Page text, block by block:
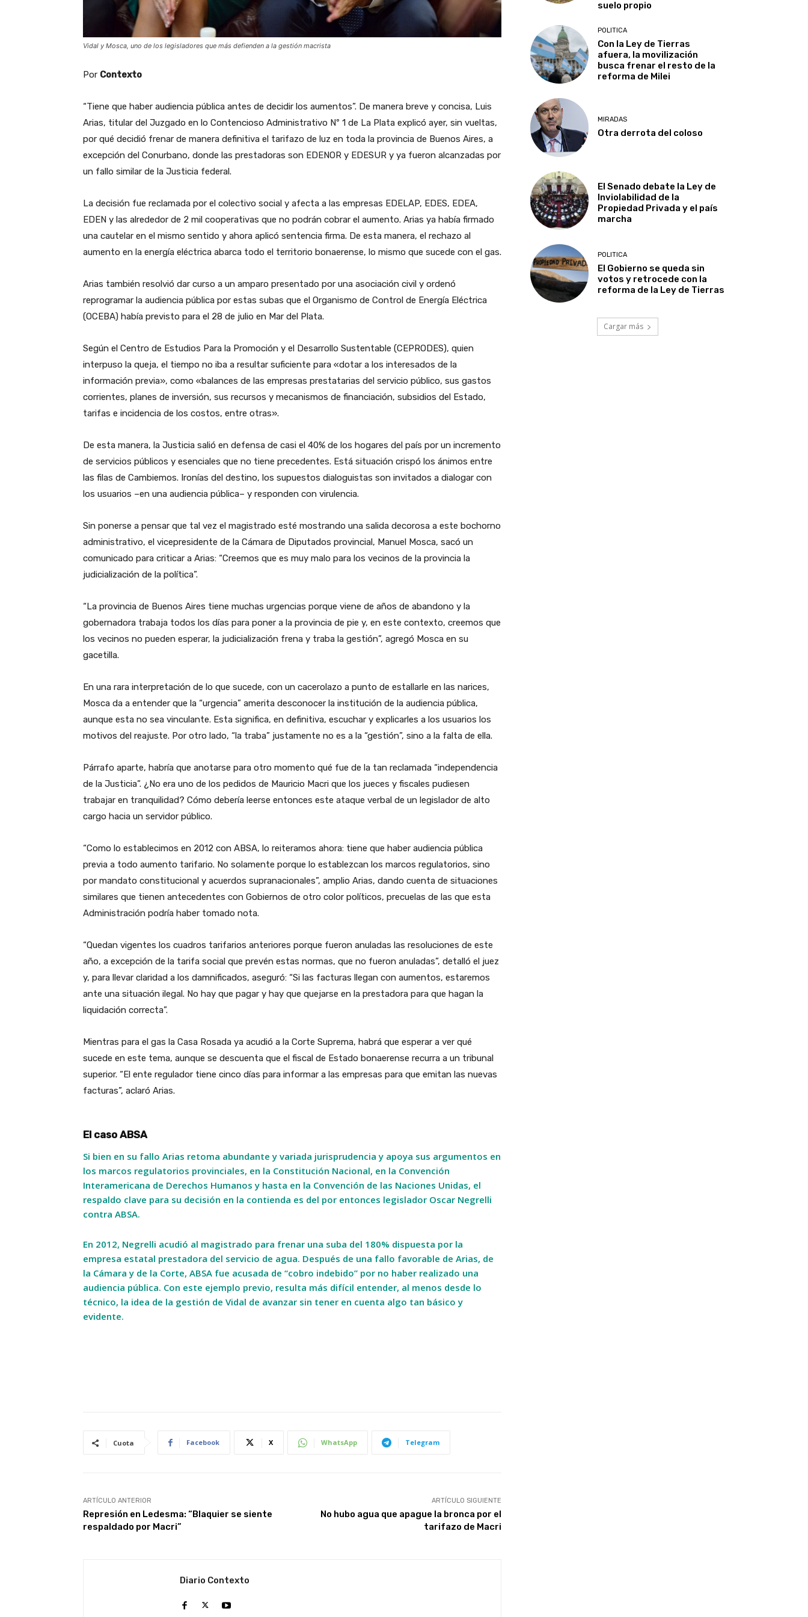
Vidal y Mosca, uno de los legisladores que más defienden a la gestión macrista
Por Contexto
“Tiene que haber audiencia pública antes de decidir los aumentos”. De manera breve y concisa, Luis
Arias, titular del Juzgado en lo Contencioso Administrativo Nº 1 de La Plata explicó ayer, sin vueltas,
por qué decidió frenar de manera definitiva el tarifazo de luz en toda la provincia de Buenos Aires, a
excepción del Conurbano, donde las prestadoras son EDENOR y EDESUR y ya fueron alcanzadas por
un fallo similar de la Justicia federal.
La decisión fue reclamada por el colectivo social y afecta a las empresas EDELAP, EDES, EDEA,
EDEN y las alrededor de 2 mil cooperativas que no podrán cobrar el aumento. Arias ya había firmado
una cautelar en el mismo sentido y ahora aplicó sentencia firma. De esta manera, el rechazo al
aumento en la energía eléctrica abarca todo el territorio bonaerense, lo mismo que sucede con el gas.
Arias también resolvió dar curso a un amparo presentado por una asociación civil y ordenó
reprogramar la audiencia pública por estas subas que el Organismo de Control de Energía Eléctrica
(OCEBA) había previsto para el 28 de julio en Mar del Plata.
Según el Centro de Estudios Para la Promoción y el Desarrollo Sustentable (CEPRODES), quien
interpuso la queja, el tiempo no iba a resultar suficiente para «dotar a los interesados de la
información previa», como «balances de las empresas prestatarias del servicio público, sus gastos
corrientes, planes de inversión, sus recursos y mecanismos de financiación, subsidios del Estado,
tarifas e incidencia de los costos, entre otras».
De esta manera, la Justicia salió en defensa de casi el 40% de los hogares del país por un incremento
de servicios públicos y esenciales que no tiene precedentes. Está situación crispó los ánimos entre
las filas de Cambiemos. Ironías del destino, los supuestos dialoguistas son invitados a dialogar con
los usuarios –en una audiencia pública– y responden con virulencia.
Sin ponerse a pensar que tal vez el magistrado esté mostrando una salida decorosa a este bochorno
administrativo, el vicepresidente de la Cámara de Diputados provincial, Manuel Mosca, sacó un
comunicado para criticar a Arias: “Creemos que es muy malo para los vecinos de la provincia la
judicialización de la política”.
“La provincia de Buenos Aires tiene muchas urgencias porque viene de años de abandono y la
gobernadora trabaja todos los días para poner a la provincia de pie y, en este contexto, creemos que
los vecinos no pueden esperar, la judicialización frena y traba la gestión”, agregó Mosca en su
gacetilla.
En una rara interpretación de lo que sucede, con un cacerolazo a punto de estallarle en las narices,
Mosca da a entender que la “urgencia” amerita desconocer la institución de la audiencia pública,
aunque esta no sea vinculante. Esta significa, en definitiva, escuchar y explicarles a los usuarios los
motivos del reajuste. Por otro lado, “la traba” justamente no es a la “gestión”, sino a la falta de ella.
Párrafo aparte, habría que anotarse para otro momento qué fue de la tan reclamada “independencia
de la Justicia”. ¿No era uno de los pedidos de Mauricio Macri que los jueces y fiscales pudiesen
trabajar en tranquilidad? Cómo debería leerse entonces este ataque verbal de un legislador de alto
cargo hacia un servidor público.
“Como lo establecimos en 2012 con ABSA, lo reiteramos ahora: tiene que haber audiencia pública
previa a todo aumento tarifario. No solamente porque lo establezcan los marcos regulatorios, sino
por mandato constitucional y acuerdos supranacionales”, amplio Arias, dando cuenta de situaciones
similares que tienen antecedentes con Gobiernos de otro color políticos, precuelas de las que esta
Administración podría haber tomado nota.
“Quedan vigentes los cuadros tarifarios anteriores porque fueron anuladas las resoluciones de este
año, a excepción de la tarifa social que prevén estas normas, que no fueron anuladas”, detalló el juez
y, para llevar claridad a los damnificados, aseguró: “Si las facturas llegan con aumentos, estaremos
ante una situación ilegal. No hay que pagar y hay que quejarse en la prestadora para que hagan la
liquidación correcta”.
Mientras para el gas la Casa Rosada ya acudió a la Corte Suprema, habrá que esperar a ver qué
sucede en este tema, aunque se descuenta que el fiscal de Estado bonaerense recurra a un tribunal
superior. “El ente regulador tiene cinco días para informar a las empresas para que emitan las nuevas
facturas”, aclaró Arias.
El caso ABSA
Si bien en su fallo Arias retoma abundante y variada jurisprudencia y apoya sus argumentos en
los marcos regulatorios provinciales, en la Constitución Nacional, en la Convención
Interamericana de Derechos Humanos y hasta en la Convención de las Naciones Unidas, el
respaldo clave para su decisión en la contienda es del por entonces legislador Oscar Negrelli
contra ABSA.
En 2012, Negrelli acudió al magistrado para frenar una suba del 180% dispuesta por la
empresa estatal prestadora del servicio de agua. Después de una fallo favorable de Arias, de
la Cámara y de la Corte, ABSA fue acusada de “cobro indebido” por no haber realizado una
audiencia pública. Con este ejemplo previo, resulta más difícil entender, al menos desde lo
técnico, la idea de la gestión de Vidal de avanzar sin tener en cuenta algo tan básico y
evidente.
Cuota Facebook X WhatsApp Telegram
ARTÍCULO ANTERIOR
Represión en Ledesma: “Blaquier se siente
respaldado por Macri”
ARTÍCULO SIGUIENTE
No hubo agua que apague la bronca por el
tarifazo de Macri
Diario Contexto
suelo propio
POLITICA
Con la Ley de Tierras
afuera, la movilización
busca frenar el resto de la
reforma de Milei
MIRADAS
Otra derrota del coloso
El Senado debate la Ley de
Inviolabilidad de la
Propiedad Privada y el país
marcha
POLITICA
El Gobierno se queda sin
votos y retrocede con la
reforma de la Ley de Tierras
Cargar más